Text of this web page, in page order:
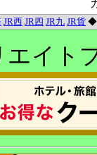
JR西 JR四 JR九 JR貨
イト